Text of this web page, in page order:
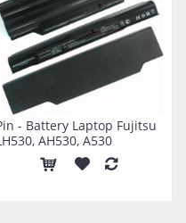
- Battery Laptop Fujitsu
AH530, A530